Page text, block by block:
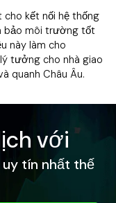
kết nối hệ thống
bảo môi trường tốt
này làm cho
tưởng cho nhà giao
quanh Châu Âu.
với
uy tín nhất thế